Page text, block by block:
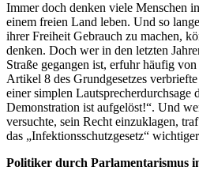
Immer doch denken viele Menschen
einem freien Land leben. Und so
ihrer Freiheit Gebrauch zu machen,
denken. Doch wer in den letzten
Straße gegangen ist, erfuhr häufig
Artikel 8 des Grundgesetzes
einer simplen Lautsprecherdurchsage
Demonstration ist aufgelöst!“. Und
versuchte, sein Recht einzuklagen,
das „Infektionsschutzgesetz“
Politiker durch Parlamentarismus